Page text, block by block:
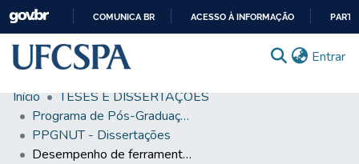
CONTEÚDO
COMUNICA BR ACESSO À INFORMAÇÃO
Entrar
Comunidades & Coleções
Busca Facetada
Início
TESES E DISSERTAÇÕES
Programa de Pós-Graduação em Ciências da Nutrição
PPGNUT - Dissertações
Desempenho de ferramentas integrativas para diagnóstico nutricional em predizer desnutrição e morbimortalidade em pacientes hospitalizados